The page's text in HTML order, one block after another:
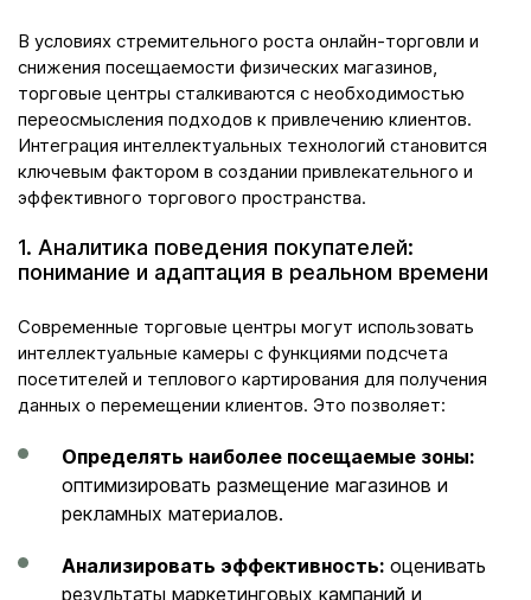
В условиях стремительного роста онлайн-торговли и
снижения посещаемости физических магазинов,
торговые центры сталкиваются с необходимостью
переосмысления подходов к привлечению клиентов.
Интеграция интеллектуальных технологий становится
ключевым фактором в создании привлекательного и
эффективного торгового пространства.
1. Аналитика поведения покупателей:
понимание и адаптация в реальном времени
Современные торговые центры могут использовать
интеллектуальные камеры с функциями подсчета
посетителей и теплового картирования для получения
данных о перемещении клиентов. Это позволяет:
Определять наиболее посещаемые зоны:
оптимизировать размещение магазинов и
рекламных материалов.
Анализировать эффективность: оценивать
результаты маркетинговых кампаний и